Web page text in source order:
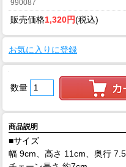
990087
販売価格1,320円(税込)
お気に入りに登録
数量
商品説明
■サイズ
幅 9cm、高さ 11cm、奥行